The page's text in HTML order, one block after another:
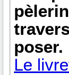
poser.
Le